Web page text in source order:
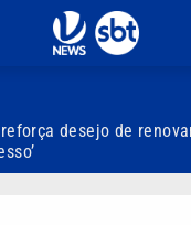
desejo de